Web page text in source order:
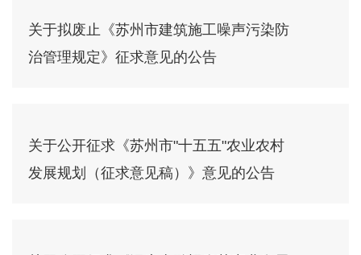
关于拟废止《苏州市建筑施工噪声污染防
治管理规定》征求意见的公告
关于公开征求《苏州市"十五五"农业农村
发展规划（征求意见稿）》意见的公告